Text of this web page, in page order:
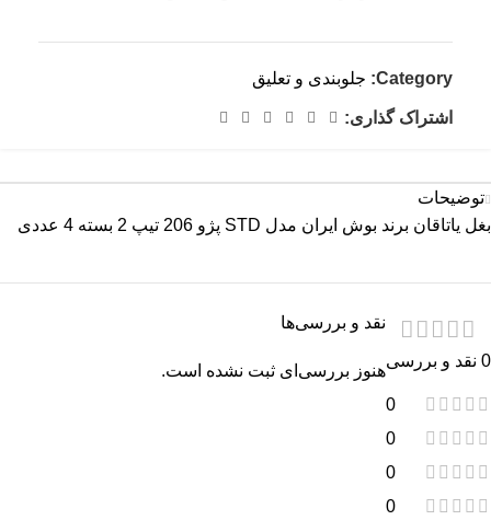
Category: جلوبندی و تعلیق
اشتراک گذاری:
توضیحات
بغل یاتاقان برند بوش ایران مدل STD پژو 206 تیپ 2 بسته 4 عددی
0 نقد و بررسی
0
0
0
0
نقد و بررسی‌ها
هنوز بررسی‌ای ثبت نشده است.